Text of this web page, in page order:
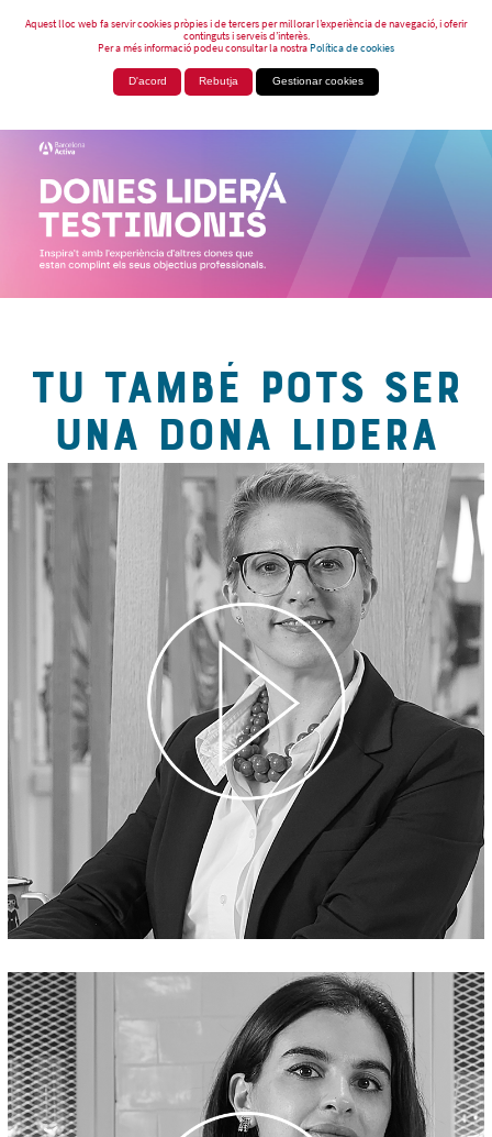
Aquest lloc web fa servir cookies pròpies i de tercers per millorar l’experiència de navegació, i oferir
continguts i serveis d’interès.
Per a més informació podeu consultar la nostraPolítica de cookies
D'acord Rebutja Gestionar cookies
TU TAMBÉ POTS SER
UNA DONA LIDERA